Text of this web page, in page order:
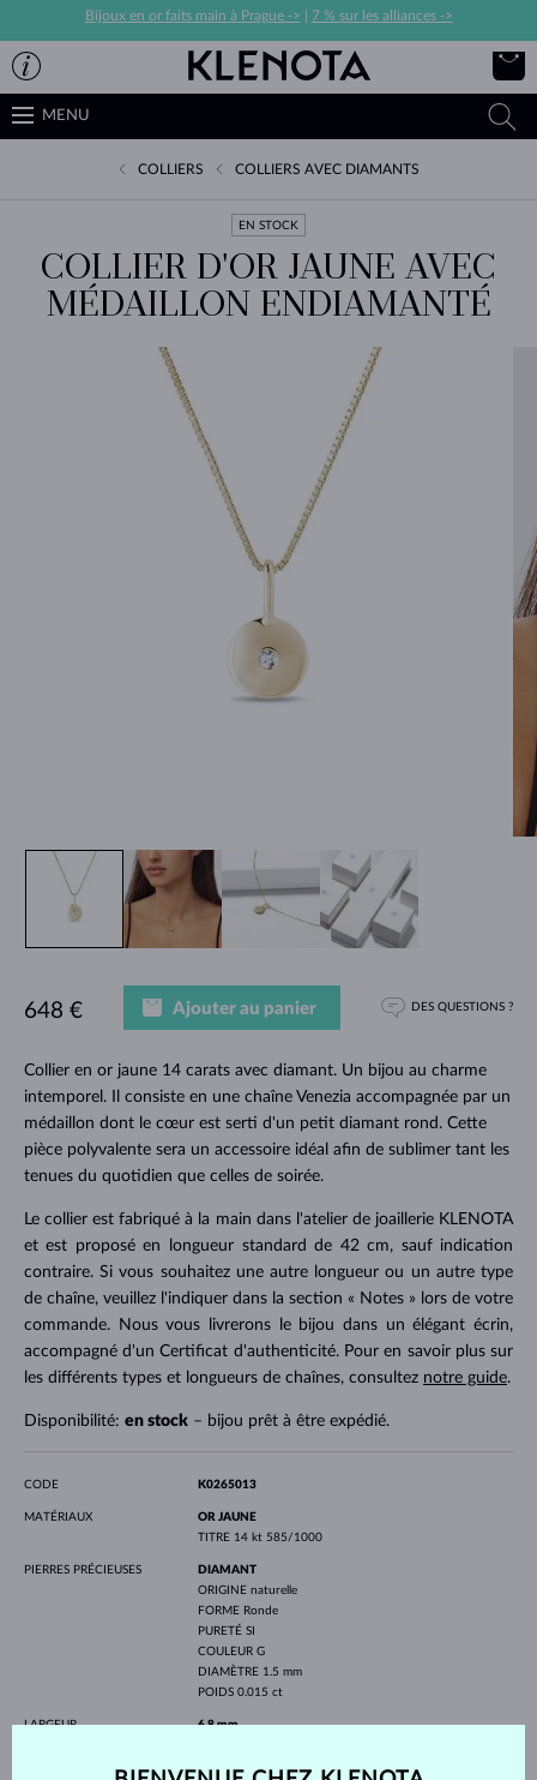
Bijoux en or faits main à Prague -> 7 % sur les alliances ->
MENU
COLLIERS COLLIERS AVEC DIAMANTS
EN STOCK
COLLIER D'OR JAUNE AVEC
MÉDAILLON ENDIAMANTÉ
Collier en or jaune 14 carats avec diamant. Un bijou au charme
intemporel. Il consiste en une chaîne Venezia accompagnée par un
médaillon dont le cœur est serti d'un petit diamant rond. Cette
pièce polyvalente sera un accessoire idéal afin de sublimer tant les
tenues du quotidien que celles de soirée.
Le collier est fabriqué à la main dans l'atelier de joaillerie KLENOTA
et est proposé en longueur standard de 42 cm, sauf indication
contraire. Si vous souhaitez une autre longueur ou un autre type
de chaîne, veuillez l'indiquer dans la section « Notes » lors de votre
commande. Nous vous livrerons le bijou dans un élégant écrin,
accompagné d'un Certificat d'authenticité. Pour en savoir plus sur
les différents types et longueurs de chaînes, consultez notre guide.
Disponibilité: en stock– bijou prêt à être expédié.
648 € Ajouter au panier DES QUESTIONS ?
CODE K0265013
MATÉRIAUX
OR JAUNE
TITRE 14 kt 585/1000
PIERRES PRÉCIEUSES
DIAMANT
ORIGINE naturelle
FORME Ronde
PURETÉ SI
COULEUR G
DIAMÈTRE 1.5 mm
POIDS 0.015 ct
LARGEUR 6.8 mm